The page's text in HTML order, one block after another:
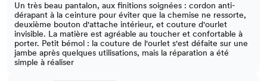
Un très beau pantalon, aux finitions soignées : cordon anti-
dérapant à la ceinture pour éviter que la chemise ne ressorte,
deuxième bouton d'attache intérieur, et couture d'ourlet
invisible. La matière est agréable au toucher et confortable à
porter. Petit bémol : la couture de l'ourlet s'est défaite sur une
jambe après quelques utilisations, mais la réparation a été
simple à réaliser